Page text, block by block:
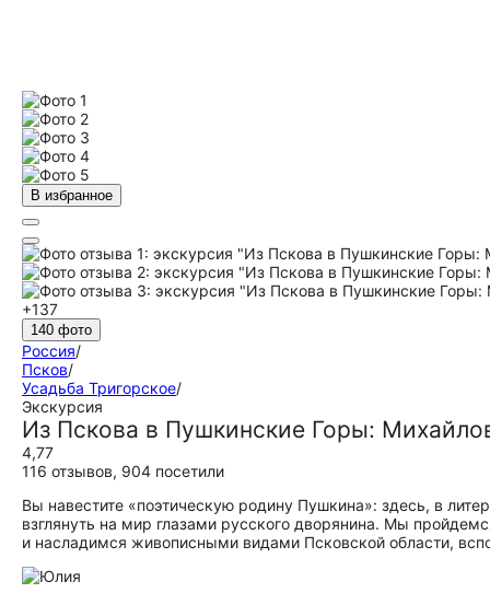
В избранное
+137
140 фото
Россия/
Псков/
Усадьба Тригорское/
Экскурсия
Из Пскова в Пушкинские Горы:
4,77
116 отзывов, 904 посетили
Вы навестите «поэтическую родину Пушкина»: здесь, в
взглянуть на мир глазами русского дворянина. Мы
и насладимся живописными видами Псковской области,